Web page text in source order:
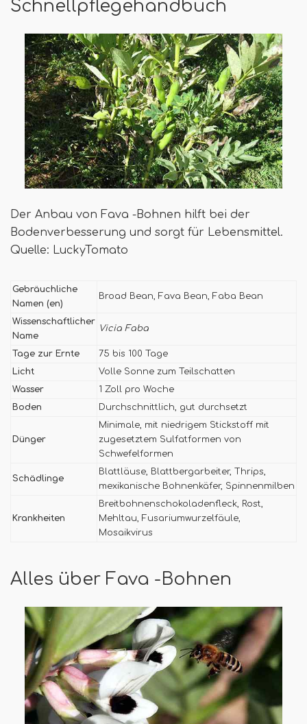
Schnellpflegehandbuch
Der Anbau von Fava -Bohnen hilft bei der
Bodenverbesserung und sorgt für Lebensmittel.
Quelle: LuckyTomato
Gebräuchliche
Namen (en)
Broad Bean, Fava Bean, Faba Bean
Wissenschaftlicher
Name
Vicia Faba
Tage zur Ernte
75 bis 100 Tage
Licht
Volle Sonne zum Teilschatten
Wasser
1 Zoll pro Woche
Boden
Durchschnittlich, gut durchsetzt
Dünger
Minimale, mit niedrigem Stickstoff mit
zugesetztem Sulfatformen von
Schwefelformen
Schädlinge
Blattläuse, Blattbergarbeiter, Thrips,
mexikanische Bohnenkäfer, Spinnenmilben
Krankheiten
Breitbohnenschokoladenfleck, Rost,
Mehltau, Fusariumwurzelfäule,
Mosaikvirus
Alles über Fava -Bohnen